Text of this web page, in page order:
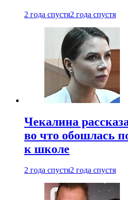
2 года спустя2 года спустя
Чекалина
во что обошлась
к школе
2 года спустя2 года спустя